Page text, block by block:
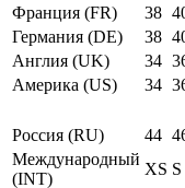
Франция (FR)
38
Германия (DE)
38
Англия (UK)
34
Америка (US)
34
Россия (RU)
44
Международный
(INT)
XS S